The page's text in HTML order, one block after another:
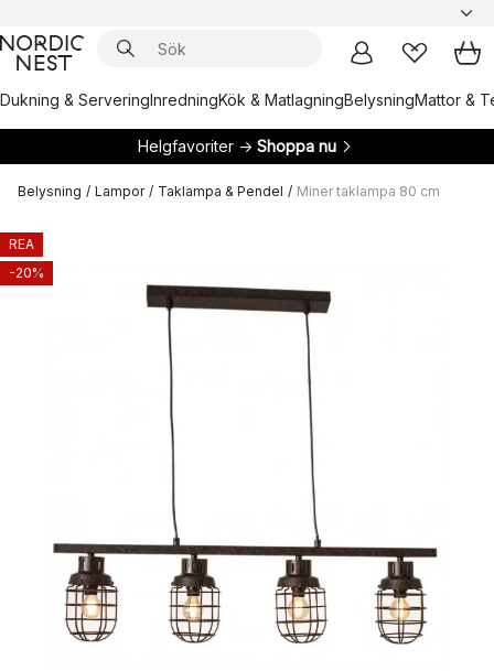
Dukning & ServeringInredningKök & MatlagningBelysningMattor &
Helgfavoriter → Shoppa nu
Belysning / Lampor / Taklampa & Pendel / Miner taklampa 80 cm
REA
-20%